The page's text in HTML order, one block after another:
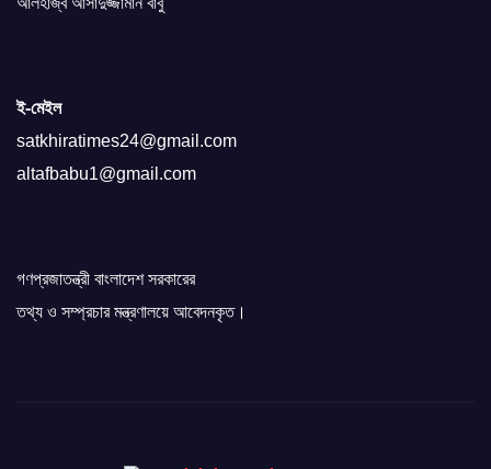
ই-মেইল
satkhiratimes24@gmail.com
altafbabu1@gmail.com
গণপ্রজাতন্ত্রী বাংলাদেশ সরকারের
তথ্য ও সম্প্রচার মন্ত্রণালয়ে আবেদনকৃত।